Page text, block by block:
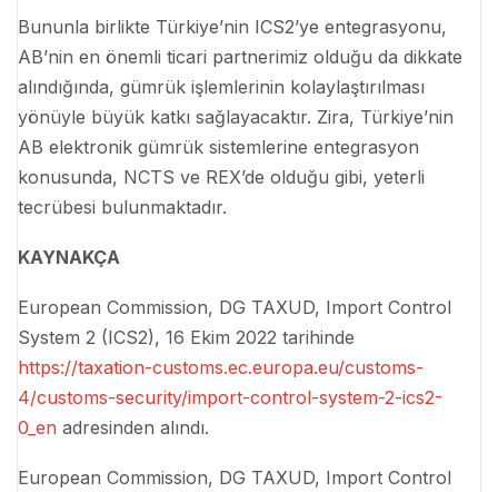
Bununla birlikte Türkiye’nin ICS2’ye entegrasyonu,
AB’nin en önemli ticari partnerimiz olduğu da dikkate
alındığında, gümrük işlemlerinin kolaylaştırılması
yönüyle büyük katkı sağlayacaktır. Zira, Türkiye’nin
AB elektronik gümrük sistemlerine entegrasyon
konusunda, NCTS ve REX’de olduğu gibi, yeterli
tecrübesi bulunmaktadır.
KAYNAKÇA
European Commission, DG TAXUD, Import Control
System 2 (ICS2), 16 Ekim 2022 tarihinde
https://taxation-customs.ec.europa.eu/customs-
4/customs-security/import-control-system-2-ics2-
0_en adresinden alındı.
European Commission, DG TAXUD, Import Control